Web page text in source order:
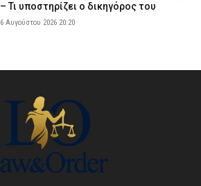
– Τι υποστηρίζει ο δικηγόρος του
6 Αυγούστου 2026 20:20